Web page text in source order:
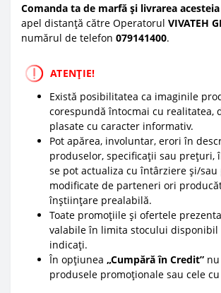
Comanda ta de marfă și livrarea acesteia
apel distanță către Operatorul VIVATEH
numărul de telefon 079141400.
ATENȚIE!
Există posibilitatea ca imaginile
corespundă întocmai cu realitatea,
plasate cu caracter informativ.
Pot apărea, involuntar, erori în
produselor, specificații sau prețuri,
se pot actualiza cu întârziere și/sau
modificate de parteneri ori
înștiințare prealabilă.
Toate promoțiile și ofertele
valabile în limita stocului
indicați.
În opțiunea „Cumpără în Credit”
produsele promoționale sau cele